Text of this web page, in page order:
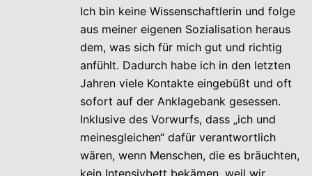
Ich bin keine Wissenschaftlerin und folge
aus meiner eigenen Sozialisation heraus
dem, was sich für mich gut und richtig
anfühlt. Dadurch habe ich in den letzten
Jahren viele Kontakte eingebüßt und oft
sofort auf der Anklagebank gesessen.
Inklusive des Vorwurfs, dass „ich und
meinesgleichen“ dafür verantwortlich
wären, wenn Menschen, die es bräuchten,